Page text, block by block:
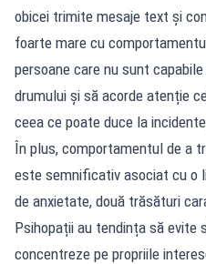
obicei trimite mesaje text și
foarte mare cu
persoane care nu sunt
drumului și să acorde atenție
ceea ce poate duce la
În plus, comportamentul de a
este semnificativ asociat cu o
de anxietate, două trăsături
Psihopații au tendința să
concentreze pe propriile